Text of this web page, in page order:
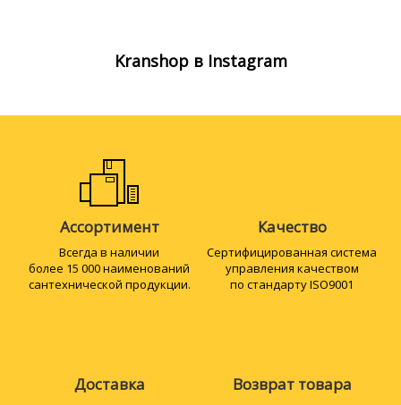
Kranshop в Instagram
Ассортимент
Всегда в наличии
более 15 000 наименований
сантехнической продукции.
Качество
Сертифициро­ванная система
управления качеством
по стандарту ISO9001
Доставка Возврат товара